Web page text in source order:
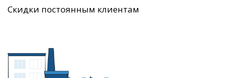
Скидки постоянным клиентам